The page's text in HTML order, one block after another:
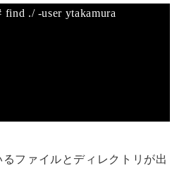
find ./ -user ytakamura
るファイルとディレクトリが出